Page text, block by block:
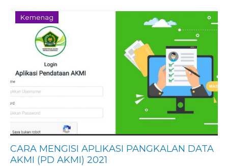
Kemenag
CARA MENGISI APLIKASI PANGKALAN DATA
AKMI (PD AKMI) 2021